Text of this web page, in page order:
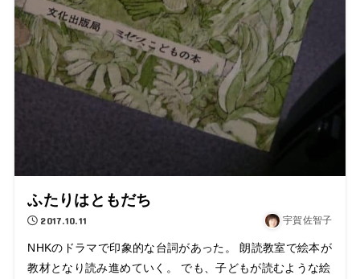
ふたりはともだち
2017.10.11 宇賀佐智子
NHKのドラマで印象的な台詞があった。 朗読教室で絵本が
教材となり読み進めていく。 でも、子どもが読むような絵